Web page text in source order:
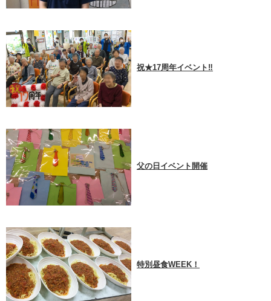
祝★17周年イベント‼
父の日イベント開催
特別昼食WEEK！